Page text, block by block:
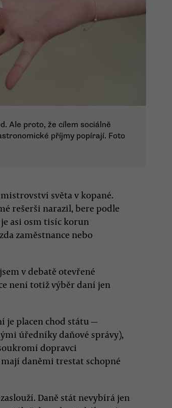
Ale proto, že cílem sociálně
příjmy popírají. Foto
světa v kopané.
rešerši narazil, bere podle
asi osm tisíc korun
zaměstnance nebo
v debatě otevřené
není totiž výběr daní jen
je placen chod státu —
úředníky daňové správy),
dopravci
daněmi trestat schopné
Daně stát nevybírá jen